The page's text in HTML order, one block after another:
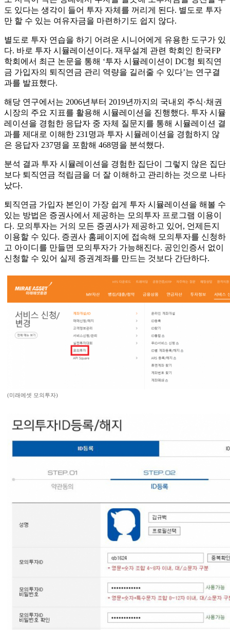
도 있다는 생각이 들어 투자 자체를 꺼리게 된다. 별도로 투자
만 할 수 있는 여유자금을 마련하기도 쉽지 않다.
별도로 투자 연습을 하기 어려운 시니어에게 유용한 도구가 있
다. 바로 투자 시뮬레이션이다. 재무설계 관련 학회인 한국FP
학회에서 최근 논문을 통해 ‘투자 시뮬레이션이 DC형 퇴직연
금 가입자의 퇴직연금 관리 역량을 길러줄 수 있다’는 연구결
과를 발표했다.
해당 연구에서는 2006년부터 2019년까지의 국내외 주식·채권
시장의 주요 지표를 활용해 시뮬레이션을 진행했다. 투자 시뮬
레이션을 경험한 응답자 중 자체 질문지를 통해 시뮬레이션 결
과를 제대로 이해한 231명과 투자 시뮬레이션을 경험하지 않
은 응답자 237명을 포함해 468명을 분석했다.
분석 결과 투자 시뮬레이션을 경험한 집단이 그렇지 않은 집단
보다 퇴직연금 적립금을 더 잘 이해하고 관리하는 것으로 나타
났다.
퇴직연금 가입자 본인이 가장 쉽게 투자 시뮬레이션을 해볼 수
있는 방법은 증권사에서 제공하는 모의투자 프로그램 이용이
다. 모의투자는 거의 모든 증권사가 제공하고 있어, 언제든지
이용할 수 있다. 증권사 홈페이지에 접속해 모의투자를 신청하
고 아이디를 만들면 모의투자가 가능해진다. 공인인증서 없이
신청할 수 있어 실제 증권계좌를 만드는 것보다 간단하다.
(미래에셋 모의투자)